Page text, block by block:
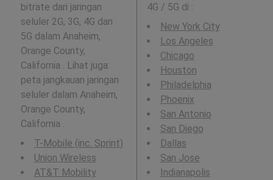
bitrate dari jaringan
seluler 2G, 3G, 4G dan
5G dalam Anaheim,
Orange County,
California . Lihat juga:
peta jangkauan jaringan
seluler dalam Anaheim,
Orange County,
California .
T-Mobile (inc. Sprint)
Union Wireless
AT&T Mobility
4G / 5G di :
New York City
Los Angeles
Chicago
Houston
Philadelphia
Phoenix
San Antonio
San Diego
Dallas
San Jose
Indianapolis